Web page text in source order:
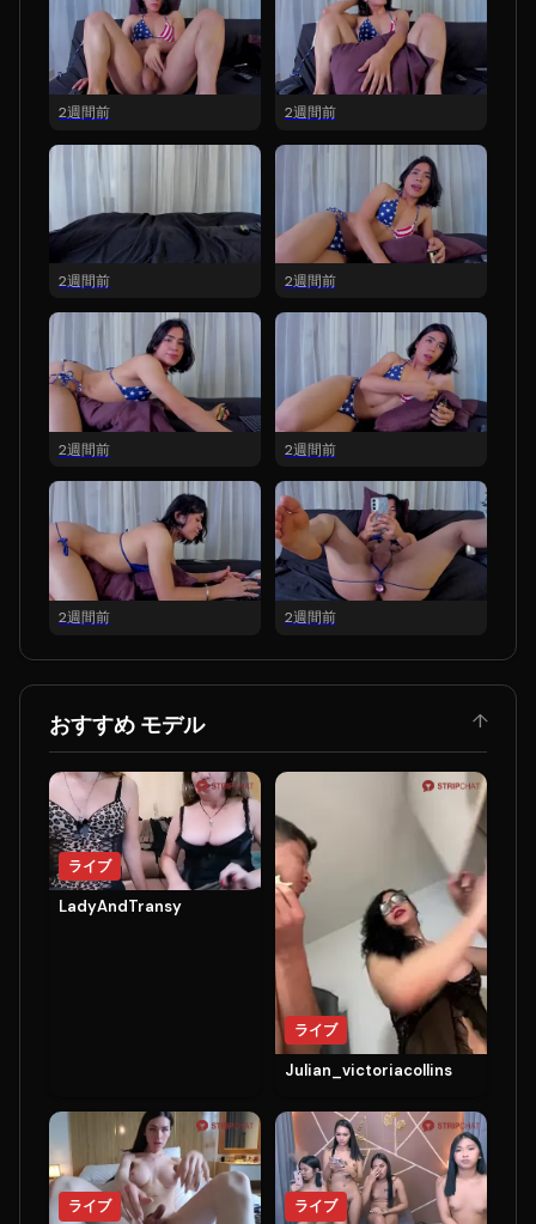
2週間前 2週間前
2週間前 2週間前
2週間前 2週間前
2週間前 2週間前
↑
おすすめ モデル
ライブ
LadyAndTransy
ライブ
Julian_victoriacollins
ライブ ライブ